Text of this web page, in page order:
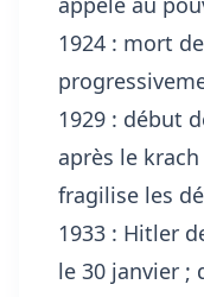
1924 : mort
1929 : début
après le
fragilise les
1933 : Hitler
le 30 janvier ;